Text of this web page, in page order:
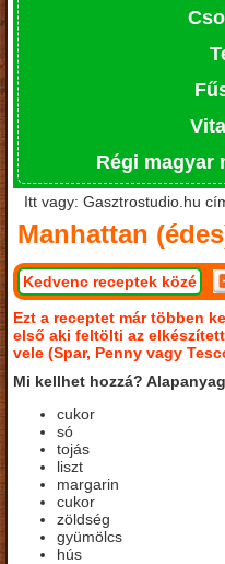
Régi magyar
Itt vagy: Gasztrostudio.hu
Manhattan
Kedvenc receptek közé
Ezt a receptet már többen
első aki feltölti az
vele (Spar, Penny vagy
Mi kellhet hozzá?
cukor
só
tojás
liszt
margarin
cukor
zöldség
gyümölcs
hús